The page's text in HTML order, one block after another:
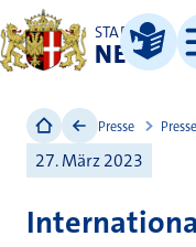
STADT
NEUSS
Leichte
Presse
27. März 2023